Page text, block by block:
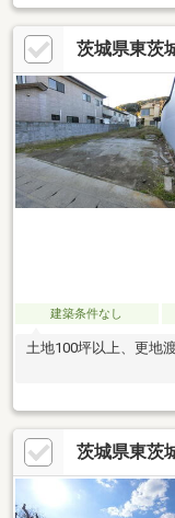
茨城県東茨
建築条件なし
土地100坪以上、更地
茨城県東茨